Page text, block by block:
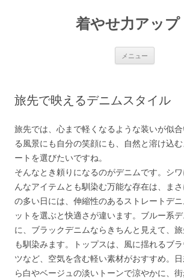
着やせ力アップ
メニュー
へ
ス
プ
旅先で映えるデニムスタイル
旅先では、心まで軽くなるような装いが似
る風景にも自分の笑顔にも、自然と溶け込
ートを選びたいですね。
そんなとき頼りになるのがデニムです。シ
んなアイテムとも馴染む万能な存在は、ま
の多い日には、伸縮性のあるストレートデ
ットを選ぶと快適さが違います。ブルー系
に、ブラックデニムならきちんと見えて、
も馴染みます。トップスは、風に揺れるブ
ツなど、空気を含む軽い素材がおすすめ。
ら白やベージュの淡いトーンで涼やかに、